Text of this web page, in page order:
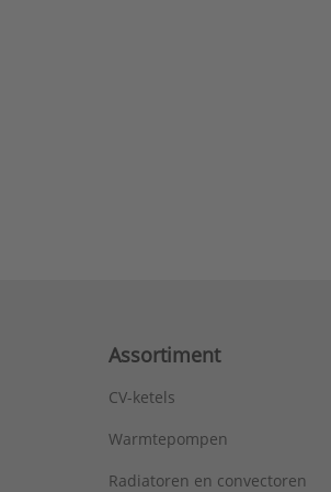
Assortiment
CV-ketels
Warmtepompen
Radiatoren en convectoren